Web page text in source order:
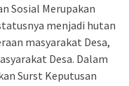
Sosial Merupakan
menjadi hutan
masyarakat Desa,
Desa. Dalam
Surst Keputusan